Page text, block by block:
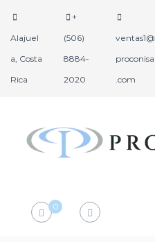
Alajuel
a, Costa
Rica
+
(506)
8884-
2020
ventas1@
proconisa
.com
0